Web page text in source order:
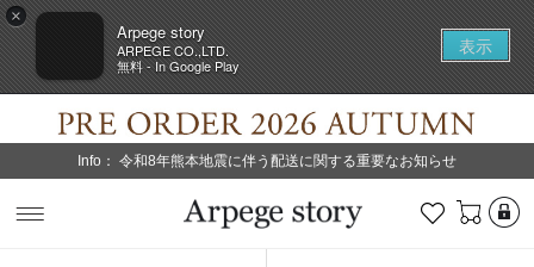
×
Arpege story
ARPEGE CO.,LTD.
無料 - In Google Play
表示
Info： 令和8年熊本地震に伴う配送に関する重要なお知らせ
お気に入り